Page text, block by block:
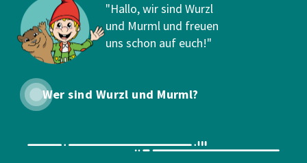
"Hallo, wir sind Wurzl
und Murml und freuen
uns schon auf euch!"
Wer sind Wurzl und Murml?